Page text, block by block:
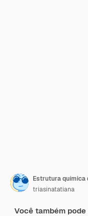
Estrutura química
triasinatatiana
Você também